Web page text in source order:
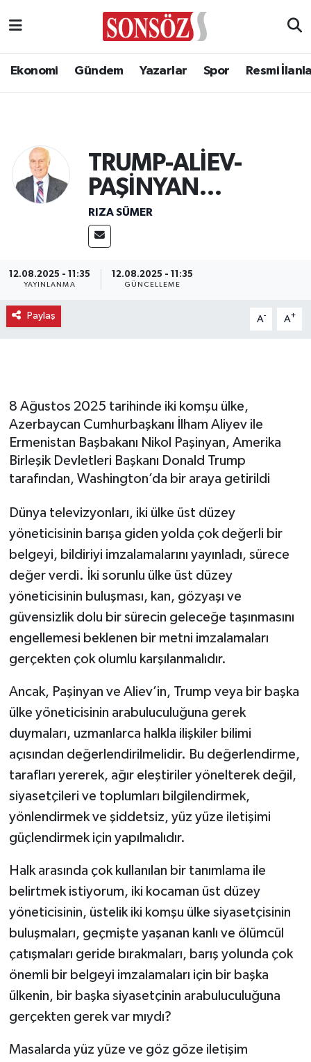
Ekonomi Gündem Yazarlar Spor Resmi
TRUMP-ALİEV-
PAŞİNYAN…
RIZA SÜMER
12.08.2025 - 11:35
YAYINLANMA
12.08.2025 - 11:35
GÜNCELLEME
Paylaş A- A+
8 Ağustos 2025 tarihinde iki komşu ülke,
Azerbaycan Cumhurbaşkanı İlham Aliyev ile
Ermenistan Başbakanı Nikol Paşinyan, Amerika
Birleşik Devletleri Başkanı Donald Trump
tarafından, Washington’da bir araya getirildi
Dünya televizyonları, iki ülke üst düzey
yöneticisinin barışa giden yolda çok değerli bir
belgeyi, bildiriyi imzalamalarını yayınladı, sürece
değer verdi. İki sorunlu ülke üst düzey
yöneticisinin buluşması, kan, gözyaşı ve
güvensizlik dolu bir sürecin geleceğe taşınmasını
engellemesi beklenen bir metni imzalamaları
gerçekten çok olumlu karşılanmalıdır.
Ancak, Paşinyan ve Aliev’in, Trump veya bir başka
ülke yöneticisinin arabuluculuğuna gerek
duymaları, uzmanlarca halkla ilişkiler bilimi
açısından değerlendirilmelidir. Bu değerlendirme,
tarafları yererek, ağır eleştiriler yönelterek değil,
siyasetçileri ve toplumları bilgilendirmek,
yönlendirmek ve şiddetsiz, yüz yüze iletişimi
güçlendirmek için yapılmalıdır.
Halk arasında çok kullanılan bir tanımlama ile
belirtmek istiyorum, iki kocaman üst düzey
yöneticisinin, üstelik iki komşu ülke siyasetçisinin
buluşmaları, geçmişte yaşanan kanlı ve ölümcül
çatışmaları geride bırakmaları, barış yolunda çok
önemli bir belgeyi imzalamaları için bir başka
ülkenin, bir başka siyasetçinin arabuluculuğuna
gerçekten gerek var mıydı?
Masalarda yüz yüze ve göz göze iletişim